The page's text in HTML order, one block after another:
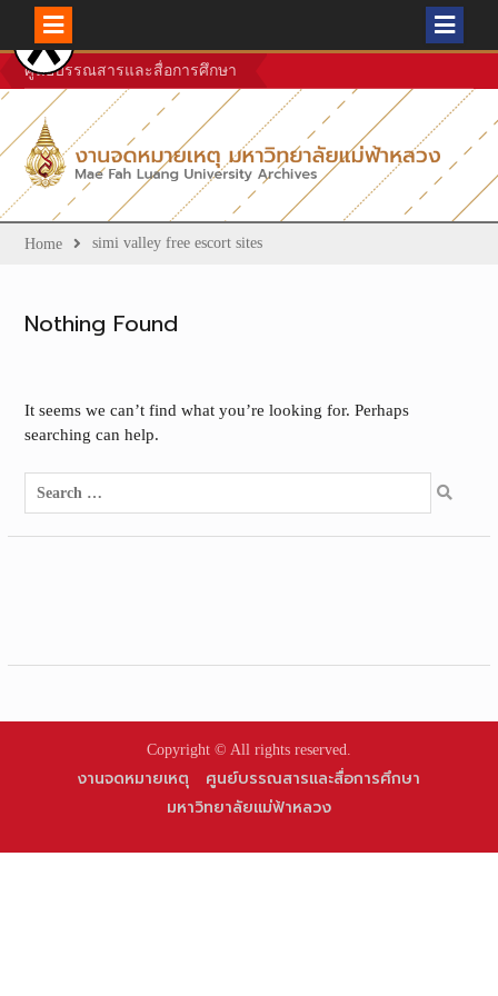
Skip
to
content
ศูนย์บรรณสารและสื่อการศึกษา
Home simi valley free escort sites
Nothing Found
It seems we can’t find what you’re looking for. Perhaps
searching can help.
Search
for:
Copyright © All rights reserved.
งานจดหมายเหตุ
ศูนย์บรรณสารและสื่อการศึกษา
มหาวิทยาลัยแม่ฟ้าหลวง